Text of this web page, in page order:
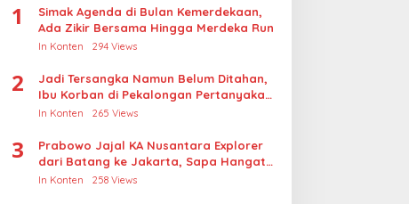
1
Simak Agenda di Bulan Kemerdekaan,
Ada Zikir Bersama Hingga Merdeka Run
In Konten 294 Views
2
Jadi Tersangka Namun Belum Ditahan,
Ibu Korban di Pekalongan Pertanyakan
Keseriusan Polisi Tangani Kasus
In Konten 265 Views
3
Prabowo Jajal KA Nusantara Explorer
dari Batang ke Jakarta, Sapa Hangat
Warga
In Konten 258 Views